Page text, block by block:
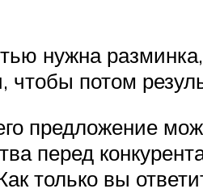
нужна
чтобы потом
предложение
перед
только вы